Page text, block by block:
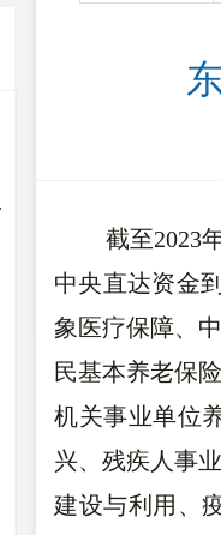
截至2023
中央直达资金
象医疗保障、
民基本养老保
机关事业单位
兴、残疾人事
建设与利用、